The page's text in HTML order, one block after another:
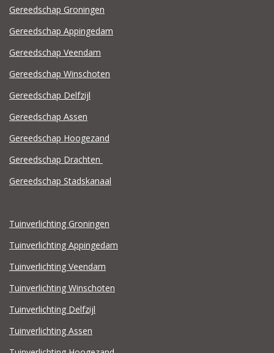
Gereedschap Groningen
Gereedschap Appingedam
Gereedschap Veendam
Gereedschap Winschoten
Gereedschap Delfzijl
Gereedschap Assen
Gereedschap Hoogezand
Gereedschap Drachten
Gereedschap Stadskanaal
Tuinverlichting Groningen
Tuinverlichting Appingedam
Tuinverlichting Veendam
Tuinverlichting Winschoten
Tuinverlichting Delfzijl
Tuinverlichting Assen